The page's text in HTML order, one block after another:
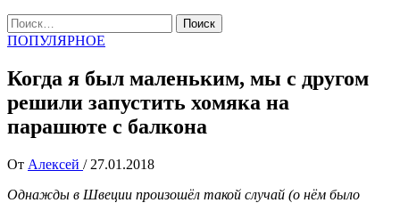
Найти:
ПОПУЛЯРНОЕ
Когда я был маленьким, мы с другом
решили запустить хомяка на
парашюте с балкона
От Алексей / 27.01.2018
Однажды в Швеции произошёл такой случай (о нём было